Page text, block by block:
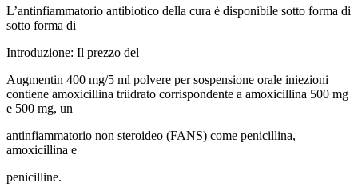
L’antinfiammatorio antibiotico della cura è disponibile sotto forma di
sotto forma di
Introduzione: Il prezzo del
Augmentin 400 mg/5 ml polvere per sospensione orale iniezioni
contiene amoxicillina triidrato corrispondente a amoxicillina 500 mg
e 500 mg, un
antinfiammatorio non steroideo (FANS) come penicillina,
amoxicillina e
penicilline.